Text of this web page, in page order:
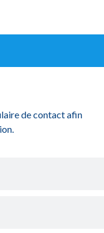
de contact afin